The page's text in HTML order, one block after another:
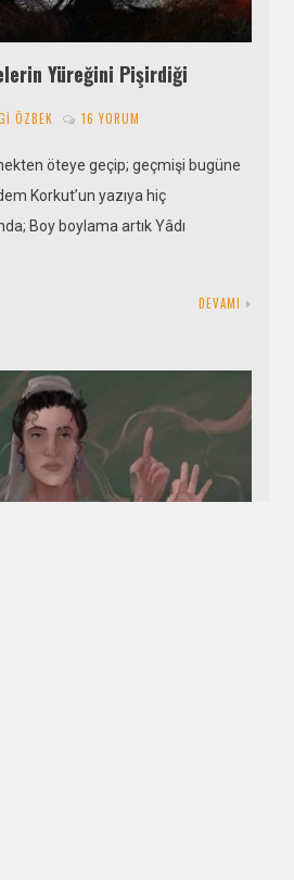
Yüreğini Pişirdiği
ÖZBEK 16 YORUM
öteye geçip; geçmişi bugüne
Korkut’un yazıya hiç
Boy boylama artık Yâdı
DEVAMI